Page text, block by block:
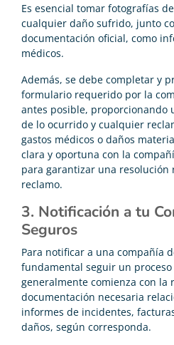
Es esencial tomar fotografías
cualquier daño sufrido, junto
documentación oficial, como
médicos.
Además, se debe completar y
formulario requerido por la
antes posible, proporcionando
de lo ocurrido y cualquier
gastos médicos o daños
clara y oportuna con la
para garantizar una resolución
reclamo.
3. Notificación a tu
Seguros
Para notificar a una compañía
fundamental seguir un
generalmente comienza con la
documentación necesaria
informes de incidentes,
daños, según corresponda.